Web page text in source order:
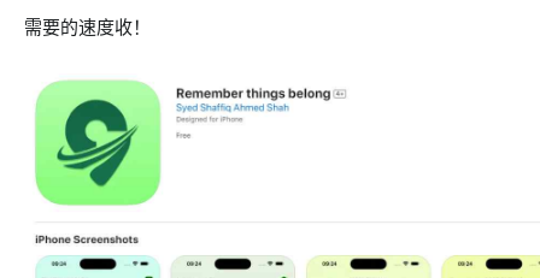
需要的速度收！